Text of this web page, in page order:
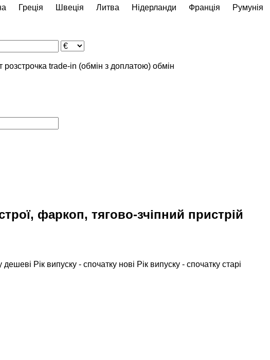
Греція Швеція Литва Нідерланди Франція Румунія
розстрочка trade-in (обмін з доплатою) обмін
фаркоп, тягово-зчіпний пристрій
дешеві Рік випуску - спочатку нові Рік випуску - спочатку старі